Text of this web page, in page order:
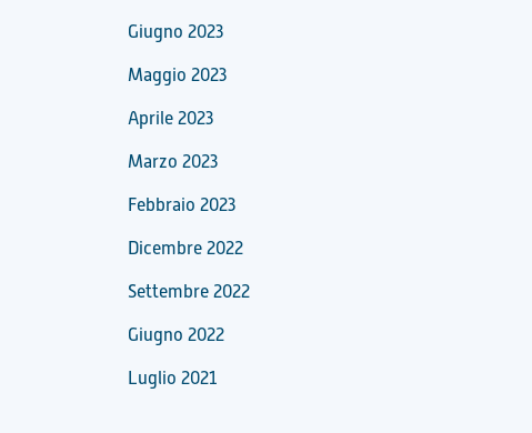
Giugno 2023
Maggio 2023
Aprile 2023
Marzo 2023
Febbraio 2023
Dicembre 2022
Settembre 2022
Giugno 2022
Luglio 2021